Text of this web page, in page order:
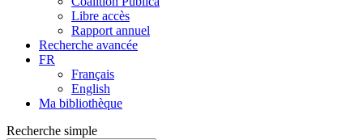
Libre accès
Rapport annuel
Recherche avancée
FR
Français
English
Ma bibliothèque
Recherche simple